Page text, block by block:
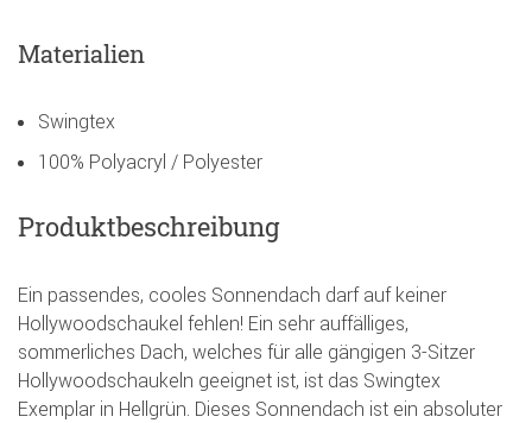
Materialien
Swingtex
100% Polyacryl / Polyester
Produktbeschreibung
Ein passendes, cooles Sonnendach darf auf keiner
Hollywoodschaukel fehlen! Ein sehr auffälliges,
sommerliches Dach, welches für alle gängigen 3-Sitzer
Hollywoodschaukeln geeignet ist, ist das Swingtex
Exemplar in Hellgrün. Dieses Sonnendach ist ein absoluter